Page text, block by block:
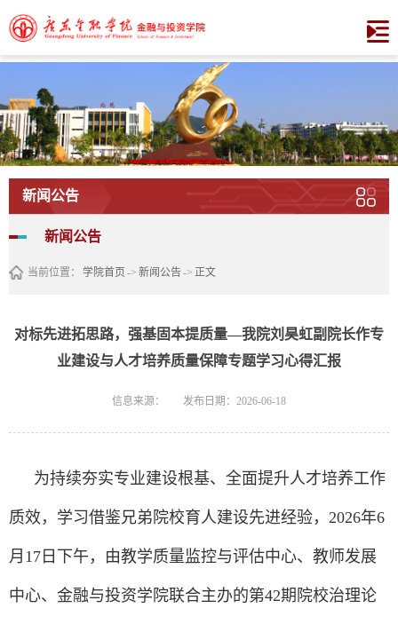
新闻公告
新闻公告
当前位置： 学院首页-> 新闻公告-> 正文
对标先进拓思路，强基固本提质量—我院刘昊虹副院长作专
业建设与人才培养质量保障专题学习心得汇报
信息来源： 发布日期：2026-06-18
为持续夯实专业建设根基、全面提升人才培养工作
质效，学习借鉴兄弟院校育人建设先进经验，2026年6
月17日下午，由教学质量监控与评估中心、教师发展
中心、金融与投资学院联合主办的第42期院校治理论